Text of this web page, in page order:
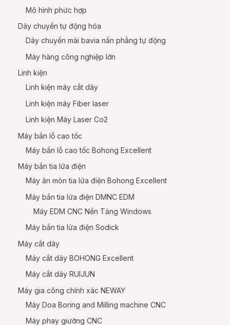
Mô hình phức hợp
Dây chuyền tự động hóa
Dây chuyền mài bavia nắn phẳng tự động
Máy hàng công nghiệp lớn
Linh kiện
Linh kiện máy cắt dây
Linh kiện máy Fiber laser
Linh kiện Máy Laser Co2
Máy bắn lỗ cao tốc
Máy bắn lỗ cao tốc Bohong Excellent
Máy bắn tia lửa điện
Máy ăn mòn tia lửa điện Bohong Excellent
Máy bắn tia lửa điện DMNC EDM
Máy EDM CNC Nền Tảng Windows
Máy bắn tia lửa điện Sodick
Máy cắt dây
Máy cắt dây BOHONG Excellent
Máy cắt dây RUIJUN
Máy gia công chính xác NEWAY
Máy Doa Boring and Milling machine CNC
Máy phay giường CNC